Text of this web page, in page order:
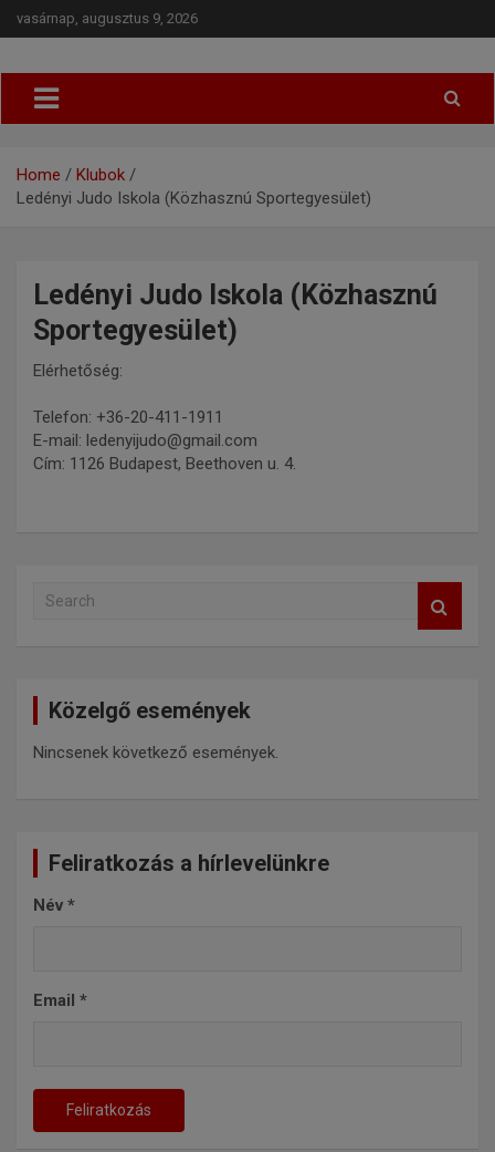
vasárnap, augusztus 9, 2026
BRJSZ
Home
Klubok
Ledényi Judo Iskola (Közhasznú Sportegyesület)
Ledényi Judo Iskola (Közhasznú
Sportegyesület)
Elérhetőség:
Telefon: +36-20-411-1911
E-mail: ledenyijudo@gmail.com
Cím: 1126 Budapest, Beethoven u. 4.
Közelgő események
Nincsenek következő események.
Feliratkozás a hírlevelünkre
Név *
Email *